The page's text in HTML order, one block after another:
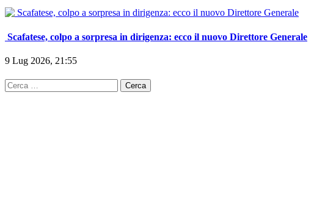
Scafatese, colpo a sorpresa in dirigenza: ecco il nuovo Direttore Generale
9 Lug 2026, 21:55
Ricerca
per: